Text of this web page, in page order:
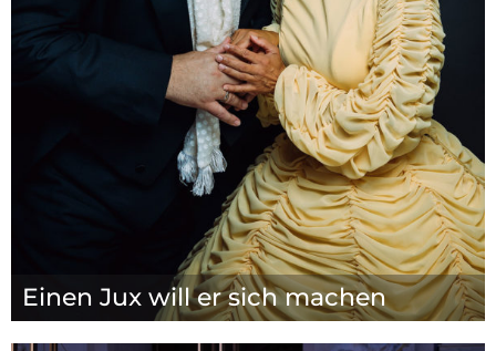
Einen Jux will er sich machen